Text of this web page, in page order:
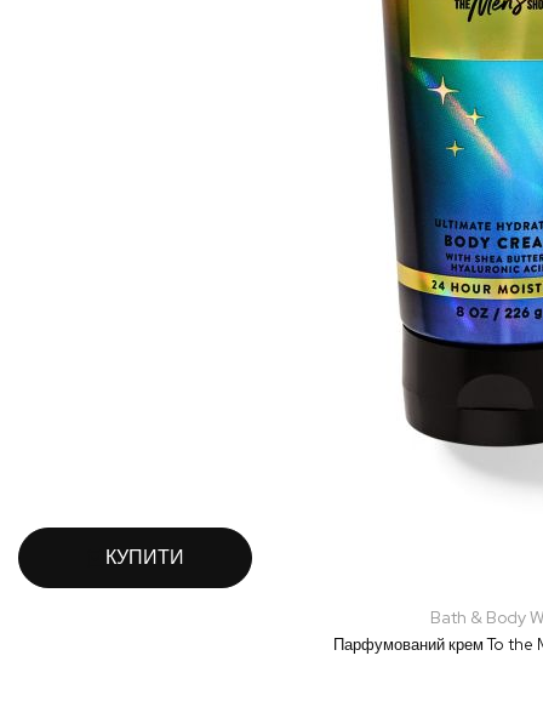
КУПИТИ
Bath & Body
Парфумований крем To the